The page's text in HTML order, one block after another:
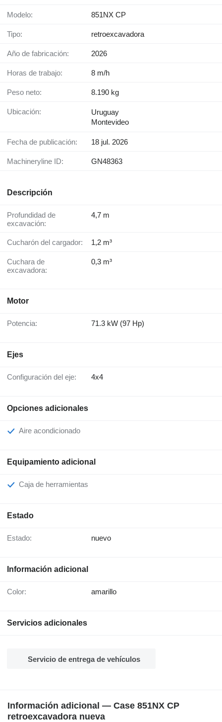
Modelo: 851NX CP
Tipo: retroexcavadora
Año de fabricación: 2026
Horas de trabajo: 8 m/h
Peso neto: 8.190 kg
Ubicación:
Uruguay
Montevideo
Fecha de publicación: 18 jul. 2026
Machineryline ID: GN48363
Descripción
Profundidad de
excavación:
4,7 m
Cucharón del cargador: 1,2 m³
Cuchara de
excavadora:
0,3 m³
Motor
Potencia: 71.3 kW (97 Hp)
Ejes
Configuración del eje: 4x4
Opciones adicionales
Aire acondicionado
Equipamiento adicional
Caja de herramientas
Estado
Estado: nuevo
Información adicional
Color: amarillo
Servicios adicionales
Servicio de entrega de vehículos
Información adicional — Case 851NX CP
retroexcavadora nueva